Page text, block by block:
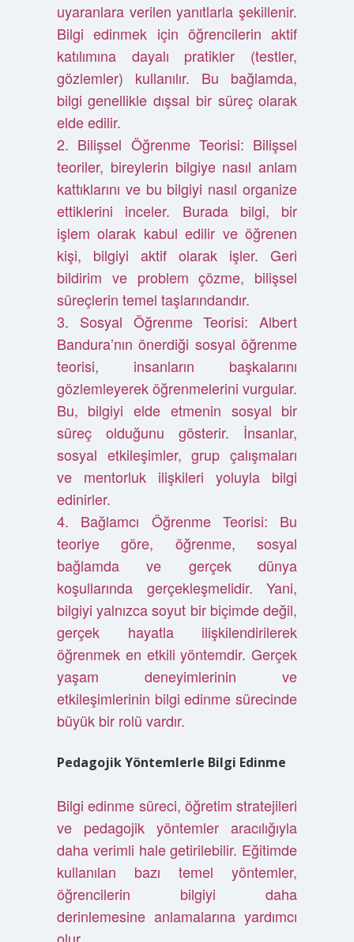
uyaranlara verilen yanıtlarla şekillenir.
Bilgi edinmek için öğrencilerin aktif
katılımına dayalı pratikler (testler,
gözlemler) kullanılır. Bu bağlamda,
bilgi genellikle dışsal bir süreç olarak
elde edilir.
2. Bilişsel Öğrenme Teorisi: Bilişsel
teoriler, bireylerin bilgiye nasıl anlam
kattıklarını ve bu bilgiyi nasıl organize
ettiklerini inceler. Burada bilgi, bir
işlem olarak kabul edilir ve öğrenen
kişi, bilgiyi aktif olarak işler. Geri
bildirim ve problem çözme, bilişsel
süreçlerin temel taşlarındandır.
3. Sosyal Öğrenme Teorisi: Albert
Bandura’nın önerdiği sosyal öğrenme
teorisi, insanların başkalarını
gözlemleyerek öğrenmelerini vurgular.
Bu, bilgiyi elde etmenin sosyal bir
süreç olduğunu gösterir. İnsanlar,
sosyal etkileşimler, grup çalışmaları
ve mentorluk ilişkileri yoluyla bilgi
edinirler.
4. Bağlamcı Öğrenme Teorisi: Bu
teoriye göre, öğrenme, sosyal
bağlamda ve gerçek dünya
koşullarında gerçekleşmelidir. Yani,
bilgiyi yalnızca soyut bir biçimde değil,
gerçek hayatla ilişkilendirilerek
öğrenmek en etkili yöntemdir. Gerçek
yaşam deneyimlerinin ve
etkileşimlerinin bilgi edinme sürecinde
büyük bir rolü vardır.
Pedagojik Yöntemlerle Bilgi Edinme
Bilgi edinme süreci, öğretim stratejileri
ve pedagojik yöntemler aracılığıyla
daha verimli hale getirilebilir. Eğitimde
kullanılan bazı temel yöntemler,
öğrencilerin bilgiyi daha
derinlemesine anlamalarına yardımcı